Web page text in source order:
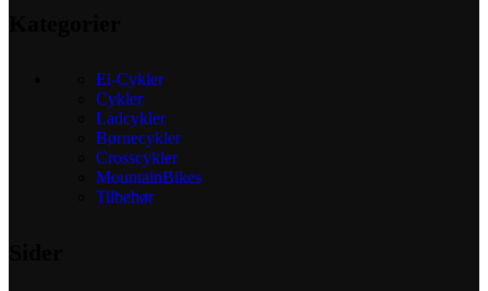
El-Cykler
Cykler
Ladcykler
Børnecykler
Crosscykler
MountainBikes
Tilbehør